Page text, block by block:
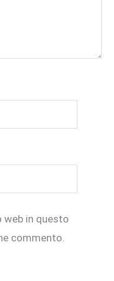
web in questo
commento.